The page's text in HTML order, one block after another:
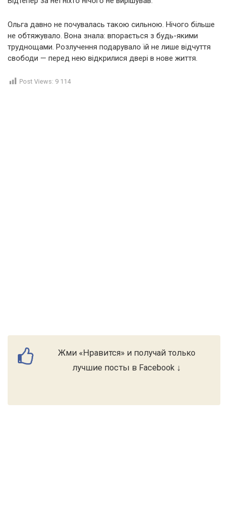
Ольга давно не почувалась такою сильною. Нічого більше
не обтяжувало. Вона знала: впорається з будь-якими
труднощами. Розлучення подарувало їй не лише відчуття
свободи — перед нею відкрилися двері в нове життя.
Post Views: 9 114
Жми «Нравится» и получай только
лучшие посты в Facebook ↓